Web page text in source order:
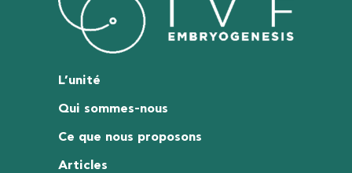
L’unité
Qui sommes-nous
Ce que nous proposons
Articles